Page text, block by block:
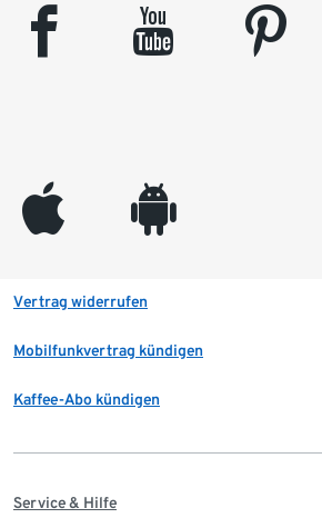
facebook youtube pinterest
appleinc android
Vertrag widerrufen
Mobilfunkvertrag kündigen
Kaffee-Abo kündigen
Service & Hilfe